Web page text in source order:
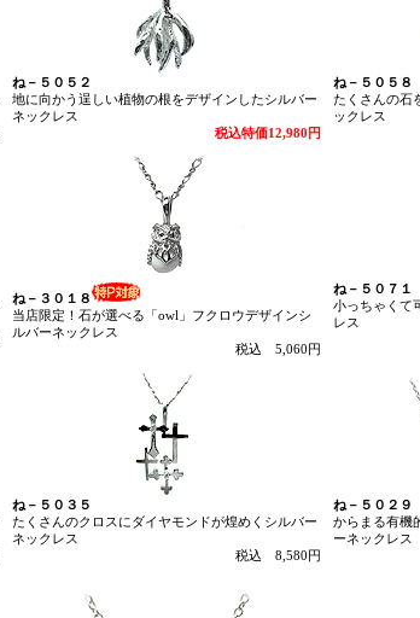
ね－５０５２
地に向かう逞しい植物の根をデザインしたシルバー
ネックレス
税込特価12,980円
ね－５０５８
たくさんの石
ックレス
ね－３０１８
当店限定！石が選べる「owl」フクロウデザインシ
ルバーネックレス
税込 5,060円
ね－５０７１
小っちゃくて
レス
ね－５０３５
たくさんのクロスにダイヤモンドが煌めくシルバー
ネックレス
税込 8,580円
ね－５０２９
からまる有機
ーネックレス